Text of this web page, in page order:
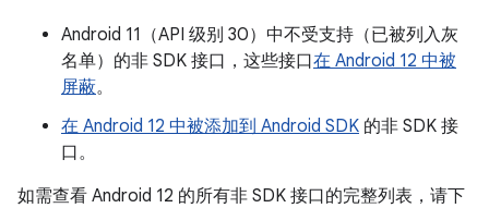
Android 11（API 级别 30）中不受支持（已被列入灰
名单）的非 SDK 接口，这些接口在 Android 12 中被
屏蔽。
在 Android 12 中被添加到 Android SDK 的非 SDK 接
口。
如需查看 Android 12 的所有非 SDK 接口的完整列表，请下